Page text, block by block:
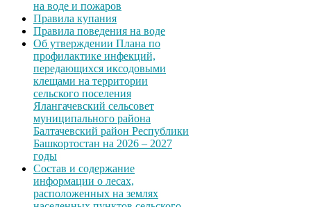
на воде и пожаров
Правила купания
Правила поведения на воде
Об утверждении Плана по
профилактике инфекций,
передающихся иксодовыми
клещами на территории
сельского поселения
Ялангачевский сельсовет
муниципального района
Балтачевский район Республики
Башкортостан на 2026 – 2027
годы
Состав и содержание
информации о лесах,
расположенных на землях